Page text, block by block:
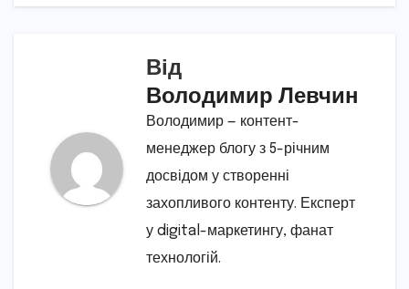
Від
Володимир Левчин
Володимир — контент-
менеджер блогу з 5-річним
досвідом у створенні
захопливого контенту. Експерт
у digital-маркетингу, фанат
технологій.